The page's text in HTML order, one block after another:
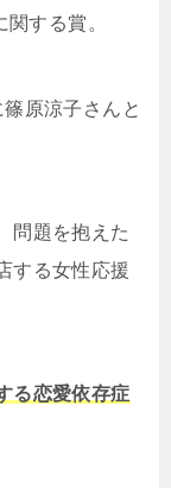
する賞。
原涼子さんと
問題を抱えた
する女性応援
る恋愛依存症